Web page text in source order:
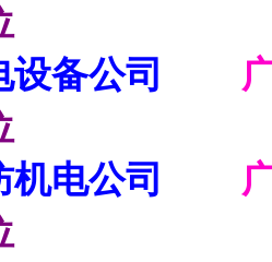
设备公司
机电公司
广